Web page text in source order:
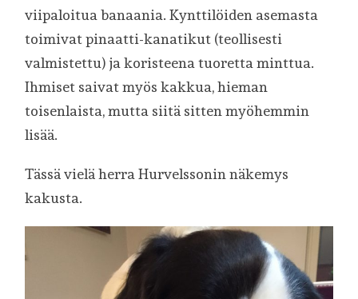
viipaloitua banaania. Kynttilöiden asemasta
toimivat pinaatti-kanatikut (teollisesti
valmistettu) ja koristeena tuoretta minttua.
Ihmiset saivat myös kakkua, hieman
toisenlaista, mutta siitä sitten myöhemmin
lisää.
Tässä vielä herra Hurvelssonin näkemys
kakusta.